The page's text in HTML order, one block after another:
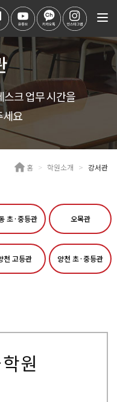
스크 업무 시간을
세요
홈 학원소개 강서관
초·중등관 오목관
천 고등관 양천 초·중등관
원